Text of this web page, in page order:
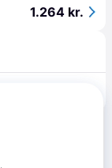
1.264 kr.